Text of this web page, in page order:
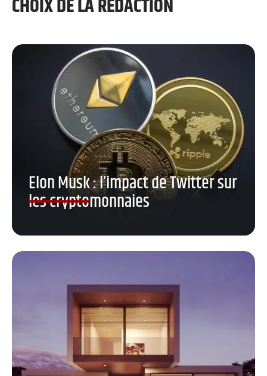
CHOIX DE LA RÉDACTION
Elon Musk : l’impact de Twitter sur
les cryptomonnaies